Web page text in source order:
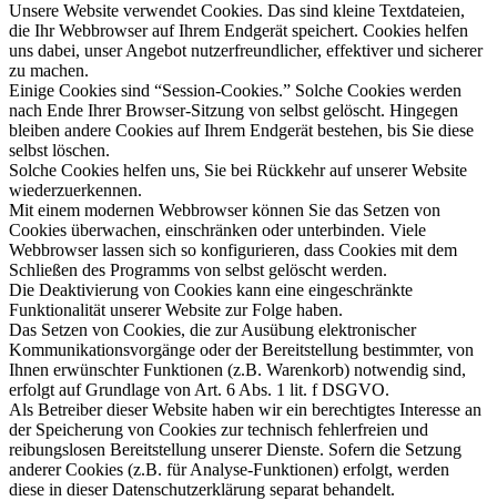
Unsere Website verwendet Cookies. Das sind kleine Textdateien,
die Ihr Webbrowser auf Ihrem Endgerät speichert. Cookies helfen
uns dabei, unser Angebot nutzerfreundlicher, effektiver und sicherer
zu machen.
Einige Cookies sind “Session-Cookies.” Solche Cookies werden
nach Ende Ihrer Browser-Sitzung von selbst gelöscht. Hingegen
bleiben andere Cookies auf Ihrem Endgerät bestehen, bis Sie diese
selbst löschen.
Solche Cookies helfen uns, Sie bei Rückkehr auf unserer Website
wiederzuerkennen.
Mit einem modernen Webbrowser können Sie das Setzen von
Cookies überwachen, einschränken oder unterbinden. Viele
Webbrowser lassen sich so konfigurieren, dass Cookies mit dem
Schließen des Programms von selbst gelöscht werden.
Die Deaktivierung von Cookies kann eine eingeschränkte
Funktionalität unserer Website zur Folge haben.
Das Setzen von Cookies, die zur Ausübung elektronischer
Kommunikationsvorgänge oder der Bereitstellung bestimmter, von
Ihnen erwünschter Funktionen (z.B. Warenkorb) notwendig sind,
erfolgt auf Grundlage von Art. 6 Abs. 1 lit. f DSGVO.
Als Betreiber dieser Website haben wir ein berechtigtes Interesse an
der Speicherung von Cookies zur technisch fehlerfreien und
reibungslosen Bereitstellung unserer Dienste. Sofern die Setzung
anderer Cookies (z.B. für Analyse-Funktionen) erfolgt, werden
diese in dieser Datenschutzerklärung separat behandelt.